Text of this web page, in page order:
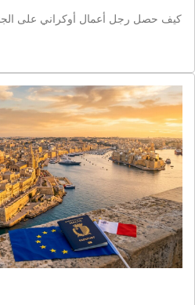
كيف حصل رجل أعمال أوكراني على